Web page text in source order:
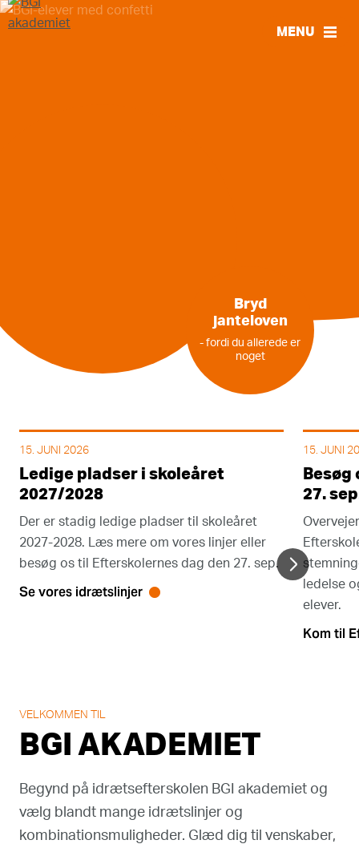
MENU
LUK
Bryd
janteloven
- fordi du allerede er
noget
15. JUNI 2026
Ledige pladser i skoleåret
2027/2028
Der er stadig ledige pladser til skoleåret
2027-2028. Læs mere om vores linjer eller
besøg os til Efterskolernes dag den 27. sep.
Se vores idrætslinjer
15. JUNI
27.
ledelse
elever.
Kom til
VELKOMMEN TIL
BGI AKADEMIET
Begynd på idrætsefterskolen BGI akademiet og
vælg blandt mange idrætslinjer og
kombinationsmuligheder. Glæd dig til venskaber,